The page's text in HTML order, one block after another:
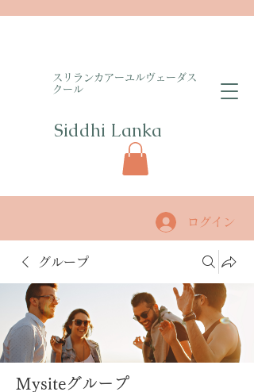
​スリランカアーユルヴェーダス
クール
Siddhi Lanka​
ログイン
グループ
Mysiteグループ